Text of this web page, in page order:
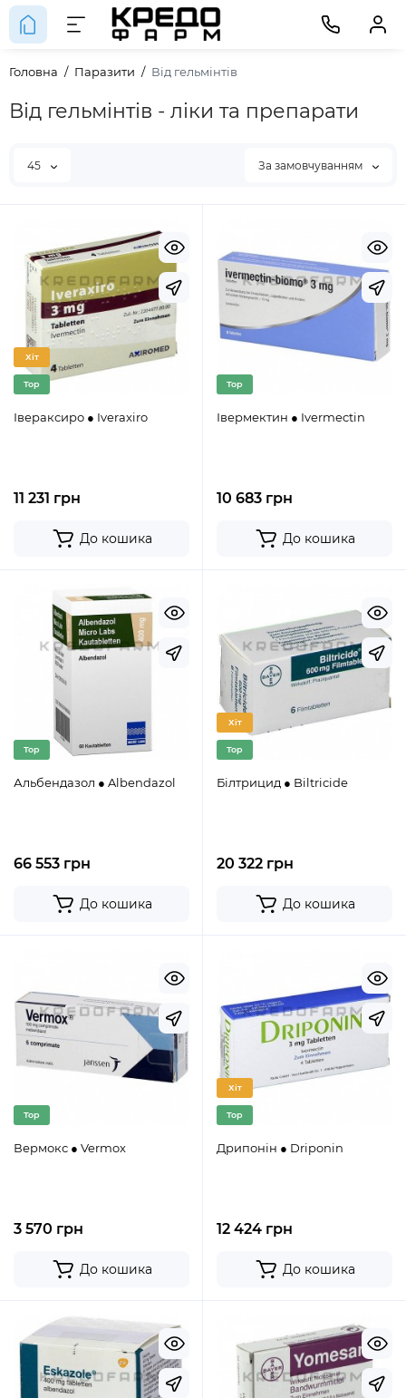
Головна Паразити Від гельмінтів
Від гельмінтів - ліки та препарати
45 За замовчуванням
Хіт
Top
Івераксиро ● Iveraxiro
11 231 грн
До кошика
Top
Івермектин ● Ivermectin
10 683 грн
До кошика
Top
Альбендазол ● Albendazol
66 553 грн
До кошика
Хіт
Top
Білтрицид ● Biltricide
20 322 грн
До кошика
Top
Вермокс ● Vermox
3 570 грн
До кошика
Хіт
Top
Дрипонін ● Driponin
12 424 грн
До кошика